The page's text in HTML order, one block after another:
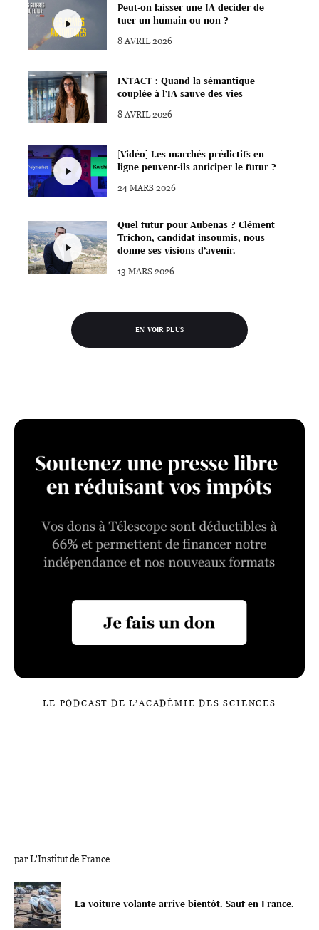
Peut-on laisser une IA décider de
tuer un humain ou non ?
8 AVRIL 2026
INTACT : Quand la sémantique
couplée à l’IA sauve des vies
8 AVRIL 2026
[Vidéo] Les marchés prédictifs en
ligne peuvent-ils anticiper le futur ?
24 MARS 2026
Quel futur pour Aubenas ? Clément
Trichon, candidat insoumis, nous
donne ses visions d’avenir.
13 MARS 2026
EN VOIR PLUS
LE PODCAST DE L’ACADÉMIE DES SCIENCES
par L'Institut de France
La voiture volante arrive bientôt. Sauf en France.